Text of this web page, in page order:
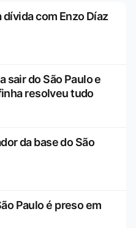
com Enzo Díaz
sair do São Paulo e
resolveu tudo
da base do São
Paulo é preso em